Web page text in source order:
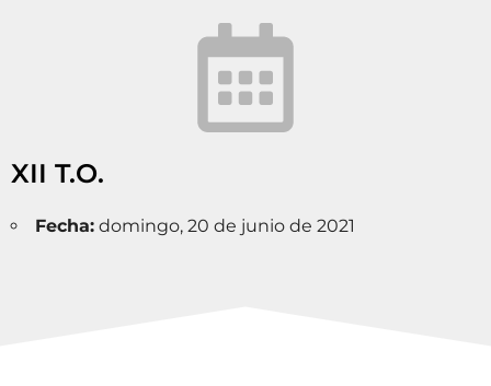
XII T.O.
Fecha: domingo, 20 de junio de 2021